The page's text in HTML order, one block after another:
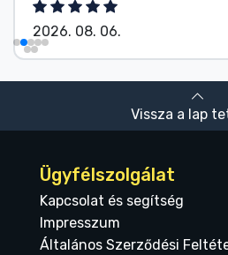
2026. 08. 06.
Vissza a lap
Ügyfélszolgálat
Kapcsolat és segítség
Impresszum
Általános Szerződési